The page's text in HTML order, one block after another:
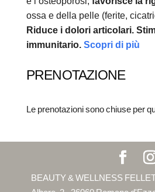
ossa e della pelle (ferite,
Riduce i dolori articolari.
immunitario. Scopri di più
PRENOTAZIONE
Le prenotazioni sono chiuse per
BEAUTY & WELLNESS